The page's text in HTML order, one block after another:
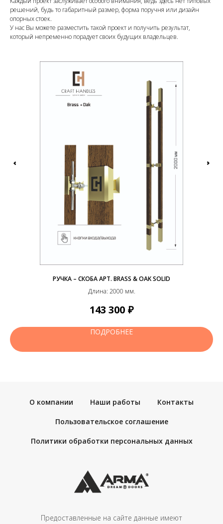
решений, будь то габаритный размер, форма поручня или дизайн
опорных стоек.
У нас Вы можете разместить такой проект и получить результат,
который непременно порадует своих будущих владельцев.
РУЧКА – СКОБА AРТ. BRASS & OAK SOLID
Длина: 2000 мм.
143 300 ₽
ПОДРОБНЕЕ
О компании Наши работы Контакты
Пользовательское соглашение
Политики обработки персональных данных
Предоставленные на сайте данные имеют